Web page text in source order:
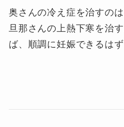
奥さんの冷え症を治すの
旦那さんの上熱下寒を治
ば、順調に妊娠できるはず